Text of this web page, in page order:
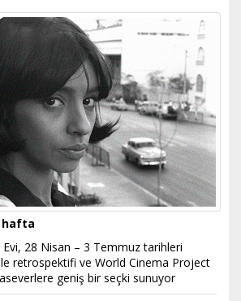
hafta
28 Nisan – 3 Temmuz tarihleri
retrospektifi ve World Cinema Project
geniş bir seçki sunuyor